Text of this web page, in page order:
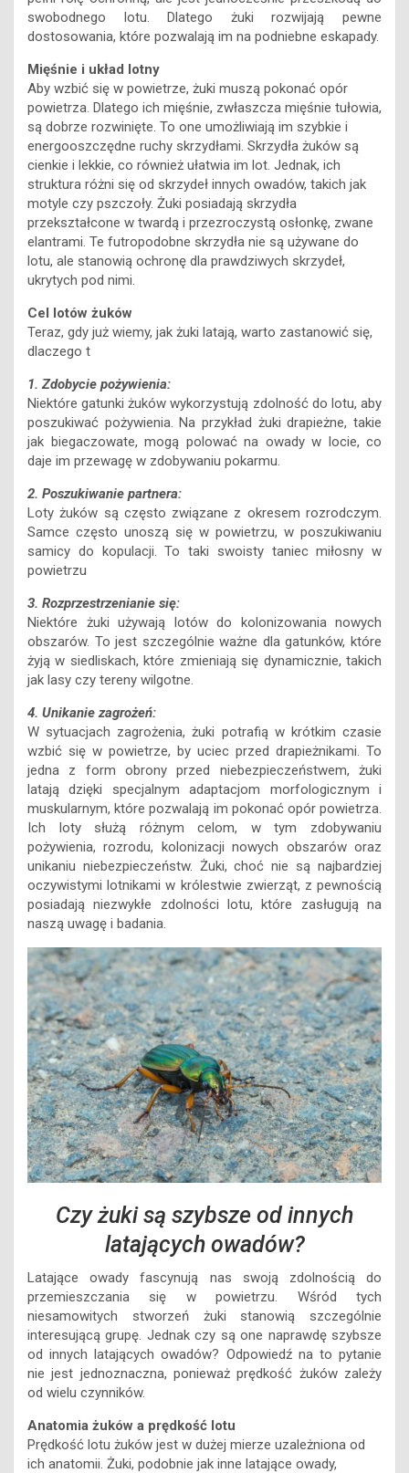
swobodnego lotu. Dlatego żuki rozwijają pewne
dostosowania, które pozwalają im na podniebne eskapady.
Mięśnie i układ lotny
Aby wzbić się w powietrze, żuki muszą pokonać opór
powietrza. Dlatego ich mięśnie, zwłaszcza mięśnie tułowia,
są dobrze rozwinięte. To one umożliwiają im szybkie i
energooszczędne ruchy skrzydłami. Skrzydła żuków są
cienkie i lekkie, co również ułatwia im lot. Jednak, ich
struktura różni się od skrzydeł innych owadów, takich jak
motyle czy pszczoły. Żuki posiadają skrzydła
przekształcone w twardą i przezroczystą osłonkę, zwane
elantrami. Te futropodobne skrzydła nie są używane do
lotu, ale stanowią ochronę dla prawdziwych skrzydeł,
ukrytych pod nimi.
Cel lotów żuków
Teraz, gdy już wiemy, jak żuki latają, warto zastanowić się,
dlaczego t
1. Zdobycie pożywienia:
Niektóre gatunki żuków wykorzystują zdolność do lotu, aby
poszukiwać pożywienia. Na przykład żuki drapieżne, takie
jak biegaczowate, mogą polować na owady w locie, co
daje im przewagę w zdobywaniu pokarmu.
2. Poszukiwanie partnera:
Loty żuków są często związane z okresem rozrodczym.
Samce często unoszą się w powietrzu, w poszukiwaniu
samicy do kopulacji. To taki swoisty taniec miłosny w
powietrzu
3. Rozprzestrzenianie się:
Niektóre żuki używają lotów do kolonizowania nowych
obszarów. To jest szczególnie ważne dla gatunków, które
żyją w siedliskach, które zmieniają się dynamicznie, takich
jak lasy czy tereny wilgotne.
4. Unikanie zagrożeń:
W sytuacjach zagrożenia, żuki potrafią w krótkim czasie
wzbić się w powietrze, by uciec przed drapieżnikami. To
jedna z form obrony przed niebezpieczeństwem, żuki
latają dzięki specjalnym adaptacjom morfologicznym i
muskularnym, które pozwalają im pokonać opór powietrza.
Ich loty służą różnym celom, w tym zdobywaniu
pożywienia, rozrodu, kolonizacji nowych obszarów oraz
unikaniu niebezpieczeństw. Żuki, choć nie są najbardziej
oczywistymi lotnikami w królestwie zwierząt, z pewnością
posiadają niezwykłe zdolności lotu, które zasługują na
naszą uwagę i badania.
Czy żuki są szybsze od innych
latających owadów?
Latające owady fascynują nas swoją zdolnością do
przemieszczania się w powietrzu. Wśród tych
niesamowitych stworzeń żuki stanowią szczególnie
interesującą grupę. Jednak czy są one naprawdę szybsze
od innych latających owadów? Odpowiedź na to pytanie
nie jest jednoznaczna, ponieważ prędkość żuków zależy
od wielu czynników.
Anatomia żuków a prędkość lotu
Prędkość lotu żuków jest w dużej mierze uzależniona od
ich anatomii. Żuki, podobnie jak inne latające owady,